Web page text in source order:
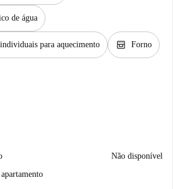
de água
para aquecimento oven_gen Forno
Não disponível